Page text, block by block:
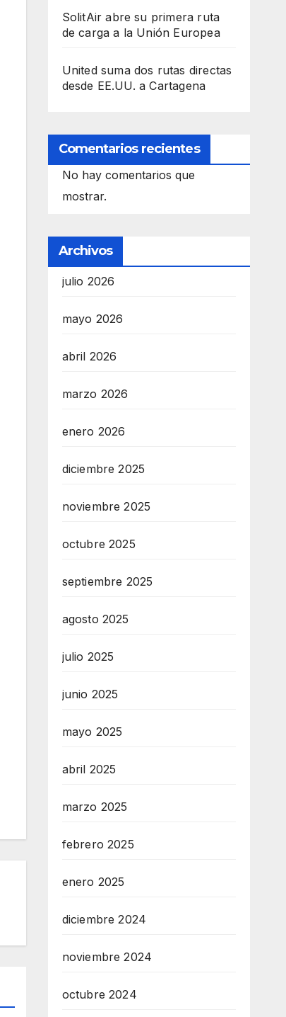
SolitAir abre su primera ruta
de carga a la Unión Europea
United suma dos rutas directas
desde EE.UU. a Cartagena
Comentarios recientes
No hay comentarios que
mostrar.
Archivos
julio 2026
mayo 2026
abril 2026
marzo 2026
enero 2026
diciembre 2025
noviembre 2025
octubre 2025
septiembre 2025
agosto 2025
julio 2025
junio 2025
mayo 2025
abril 2025
marzo 2025
febrero 2025
enero 2025
diciembre 2024
noviembre 2024
octubre 2024